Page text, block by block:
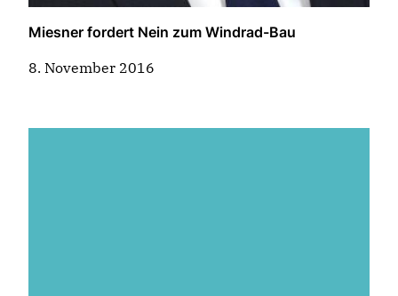
Miesner fordert Nein zum Windrad-Bau
8. November 2016